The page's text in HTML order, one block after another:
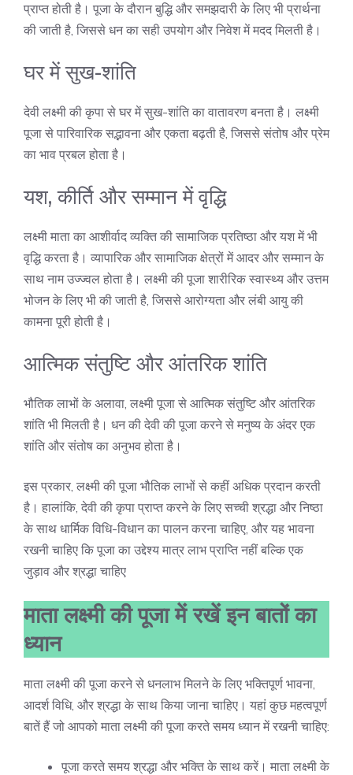
प्राप्त होती है। पूजा के दौरान बुद्धि और समझदारी के लिए भी प्रार्थना
की जाती है, जिससे धन का सही उपयोग और निवेश में मदद मिलती है।
घर में सुख-शांति
देवी लक्ष्मी की कृपा से घर में सुख-शांति का वातावरण बनता है। लक्ष्मी
पूजा से पारिवारिक सद्भावना और एकता बढ़ती है, जिससे संतोष और प्रेम
का भाव प्रबल होता है।
यश, कीर्ति और सम्मान में वृद्धि
लक्ष्मी माता का आशीर्वाद व्यक्ति की सामाजिक प्रतिष्ठा और यश में भी
वृद्धि करता है। व्यापारिक और सामाजिक क्षेत्रों में आदर और सम्मान के
साथ नाम उज्ज्वल होता है। लक्ष्मी की पूजा शारीरिक स्वास्थ्य और उत्तम
भोजन के लिए भी की जाती है, जिससे आरोग्यता और लंबी आयु की
कामना पूरी होती है।
आत्मिक संतुष्टि और आंतरिक शांति
भौतिक लाभों के अलावा, लक्ष्मी पूजा से आत्मिक संतुष्टि और आंतरिक
शांति भी मिलती है। धन की देवी की पूजा करने से मनुष्य के अंदर एक
शांति और संतोष का अनुभव होता है।
इस प्रकार, लक्ष्मी की पूजा भौतिक लाभों से कहीं अधिक प्रदान करती
है। हालांकि, देवी की कृपा प्राप्त करने के लिए सच्ची श्रद्धा और निष्ठा
के साथ धार्मिक विधि-विधान का पालन करना चाहिए, और यह भावना
रखनी चाहिए कि पूजा का उद्देश्य मात्र लाभ प्राप्ति नहीं बल्कि एक
जुड़ाव और श्रद्धा चाहिए
माता लक्ष्मी की पूजा में रखें इन बातों का
ध्यान
माता लक्ष्मी की पूजा करने से धनलाभ मिलने के लिए भक्तिपूर्ण भावना,
आदर्श विधि, और श्रद्धा के साथ किया जाना चाहिए। यहां कुछ महत्वपूर्ण
बातें हैं जो आपको माता लक्ष्मी की पूजा करते समय ध्यान में रखनी चाहिए:
पूजा करते समय श्रद्धा और भक्ति के साथ करें। माता लक्ष्मी के